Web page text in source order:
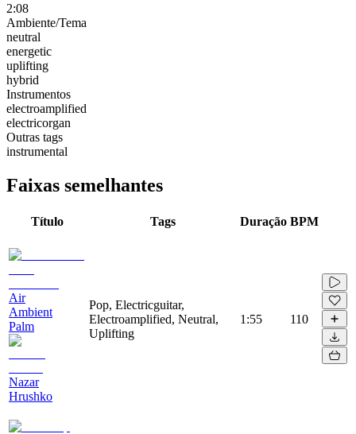
2:08
Ambiente/Tema
neutral
energetic
uplifting
hybrid
Instrumentos
electroamplified
electricorgan
Outras tags
instrumental
Faixas semelhantes
Título Tags Duração BPM
Air
Ambient
Palm
Nazar
Hrushko
Pop, Electricguitar,
Electroamplified, Neutral,
Uplifting
1:55 110